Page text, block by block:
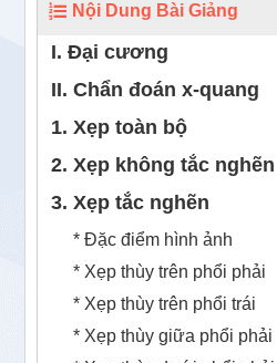
Nội Dung Bài Giảng
I. Đại cương
II. Chẩn đoán x-quang
1. Xẹp toàn bộ
2. Xẹp không tắc nghẽn
3. Xẹp tắc nghẽn
* Đặc điểm hình ảnh
* Xẹp thùy trên phổi phải
* Xẹp thùy trên phổi trái
* Xẹp thùy giữa phổi phải